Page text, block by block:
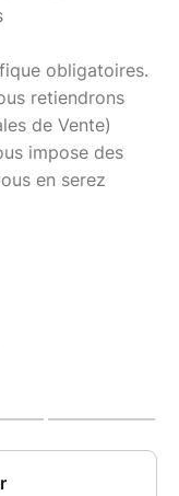
obligatoires.
retiendrons
de Vente)
impose des
en serez